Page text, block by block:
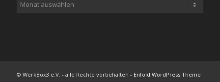
© WerkBox3 e.V. - alle Rechte vorbehalten - Enfold WordPress Theme